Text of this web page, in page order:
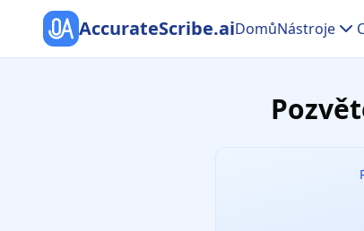
AccurateScribe.aiDomůNástroje